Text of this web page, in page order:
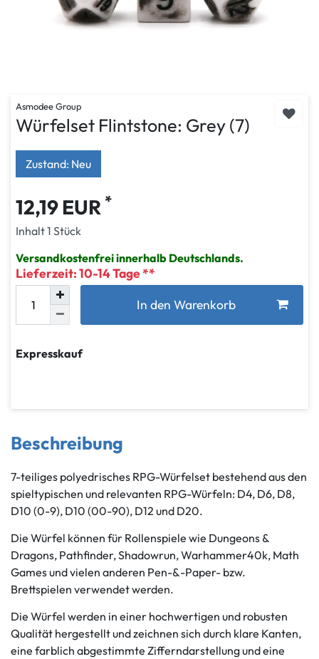
Asmodee Group
Würfelset Flintstone: Grey (7)
Zustand: Neu
12,19 EUR *
Inhalt1 Stück
Versandkostenfrei innerhalb Deutschlands.
Lieferzeit: 10-14 Tage
In den Warenkorb
Expresskauf
Beschreibung
7-teiliges polyedrisches RPG-Würfelset bestehend aus den
spieltypischen und relevanten RPG-Würfeln: D4, D6, D8,
D10 (0-9), D10 (00-90), D12 und D20.
Die Würfel können für Rollenspiele wie Dungeons &
Dragons, Pathfinder, Shadowrun, Warhammer40k, Math
Games und vielen anderen Pen-&-Paper- bzw.
Brettspielen verwendet werden.
Die Würfel werden in einer hochwertigen und robusten
Qualität hergestellt und zeichnen sich durch klare Kanten,
eine farblich abgestimmte Zifferndarstellung und eine